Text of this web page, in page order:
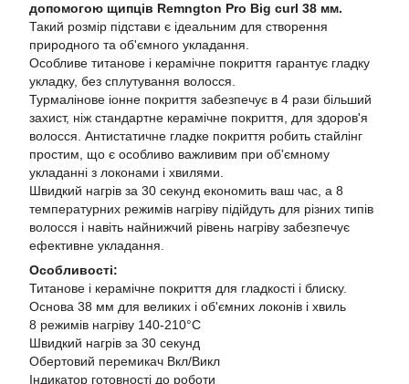
допомогою щипців Remngton Pro Big curl 38 мм.
Такий розмір підстави є ідеальним для створення
природного та об'ємного укладання.
Особливе титанове і керамічне покриття гарантує гладку
укладку, без сплутування волосся.
Турмалінове іонне покриття забезпечує в 4 рази більший
захист, ніж стандартне керамічне покриття, для здоров'я
волосся. Антистатичне гладке покриття робить стайлінг
простим, що є особливо важливим при об'ємному
укладанні з локонами і хвилями.
Швидкий нагрів за 30 секунд економить ваш час, а 8
температурних режимів нагріву підійдуть для різних типів
волосся і навіть найнижчий рівень нагріву забезпечує
ефективне укладання.
Особливості:
Титанове і керамічне покриття для гладкості і блиску.
Основа 38 мм для великих і об'ємних локонів і хвиль
8 режимів нагріву 140-210°C
Швидкий нагрів за 30 секунд
Обертовий перемикач Вкл/Викл
Індикатор готовності до роботи